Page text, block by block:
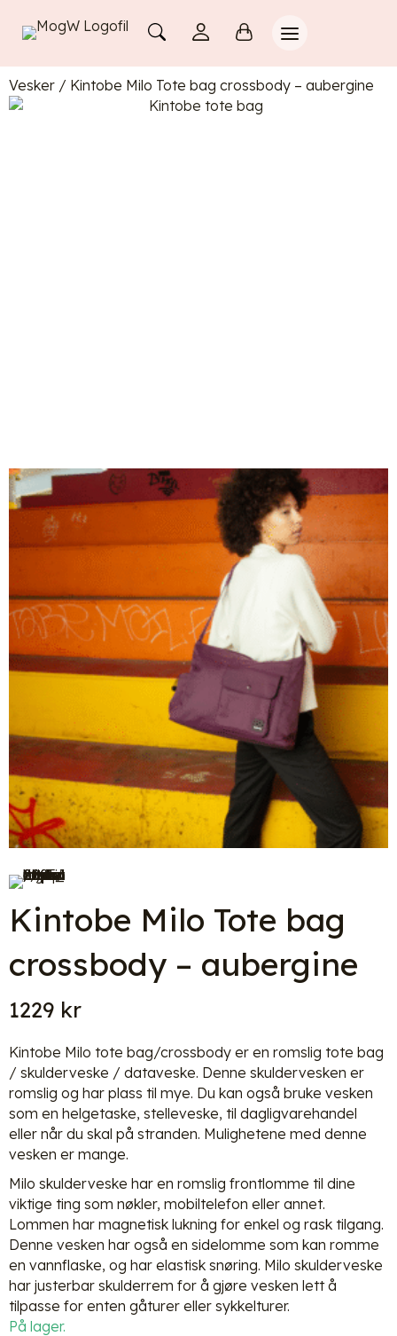
Vesker / Kintobe Milo Tote bag crossbody – aubergine
Kintobe Milo Tote bag
crossbody – aubergine
1229 kr
Kintobe Milo tote bag/crossbody er en romslig tote bag
/ skulderveske / dataveske. Denne skuldervesken er
romslig og har plass til mye. Du kan også bruke vesken
som en helgetaske, stelleveske, til dagligvarehandel
eller når du skal på stranden. Mulighetene med denne
vesken er mange.
Milo skulderveske har en romslig frontlomme til dine
viktige ting som nøkler, mobiltelefon eller annet.
Lommen har magnetisk lukning for enkel og rask tilgang.
Denne vesken har også en sidelomme som kan romme
en vannflaske, og har elastisk snøring. Milo skulderveske
har justerbar skulderrem for å gjøre vesken lett å
tilpasse for enten gåturer eller sykkelturer.
På lager.